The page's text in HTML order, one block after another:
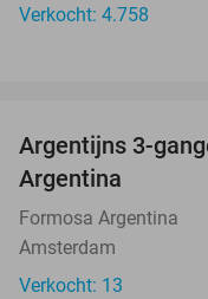
Verkocht: 4.758
Argentijns 3-
Argentina
Formosa Argentina
Amsterdam
Verkocht: 13